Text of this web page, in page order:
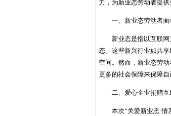
力，为新业态劳动者提
一、新业态劳动者
新业态是指以互联
态。这些新兴行业如共
空间。然而，新业态劳
更多的社会保障来保障
二、爱心企业捐赠
本次“关爱新业态·